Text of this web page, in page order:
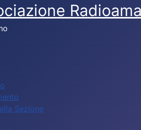
Sezione